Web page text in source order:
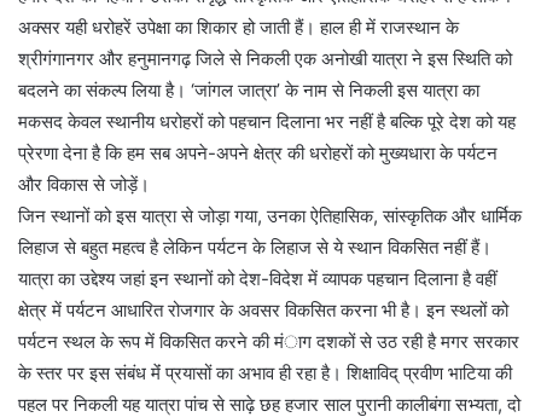
अक्सर यही धरोहरें उपेक्षा का शिकार हो जाती हैं। हाल ही में राजस्थान के
श्रीगंगानगर और हनुमानगढ़ जिले से निकली एक अनोखी यात्रा ने इस स्थिति को
बदलने का संकल्प लिया है। ‘जांगल जात्रा’ के नाम से निकली इस यात्रा का
मकसद केवल स्थानीय धरोहरों को पहचान दिलाना भर नहीं है बल्कि पूरे देश को यह
प्रेरणा देना है कि हम सब अपने-अपने क्षेत्र की धरोहरों को मुख्यधारा के पर्यटन
और विकास से जोड़ें।
जिन स्थानों को इस यात्रा से जोड़ा गया, उनका ऐतिहासिक, सांस्कृतिक और धार्मिक
लिहाज से बहुत महत्व है लेकिन पर्यटन के लिहाज से ये स्थान विकसित नहीं हैं।
यात्रा का उद्देश्य जहां इन स्थानों को देश-विदेश में व्यापक पहचान दिलाना है वहीं
क्षेत्र में पर्यटन आधारित रोजगार के अवसर विकसित करना भी है। इन स्थलों को
पर्यटन स्थल के रूप में विकसित करने की मंाग दशकों से उठ रही है मगर सरकार
के स्तर पर इस संबंध मेंं प्रयासों का अभाव ही रहा है। शिक्षाविद् प्रवीण भाटिया की
पहल पर निकली यह यात्रा पांच से साढ़े छह हजार साल पुरानी कालीबंगा सभ्यता, दो